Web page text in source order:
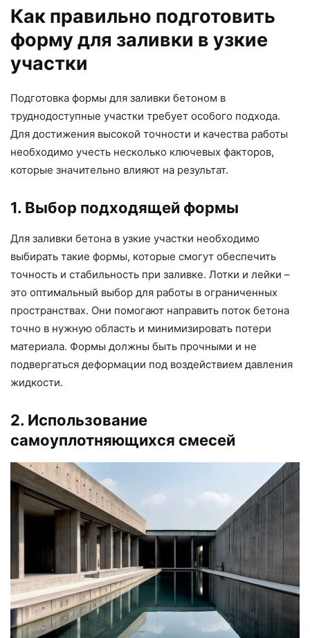
Как правильно подготовить
форму для заливки в узкие
участки
Подготовка формы для заливки бетоном в
труднодоступные участки требует особого подхода.
Для достижения высокой точности и качества работы
необходимо учесть несколько ключевых факторов,
которые значительно влияют на результат.
1. Выбор подходящей формы
Для заливки бетона в узкие участки необходимо
выбирать такие формы, которые смогут обеспечить
точность и стабильность при заливке. Лотки и лейки –
это оптимальный выбор для работы в ограниченных
пространствах. Они помогают направить поток бетона
точно в нужную область и минимизировать потери
материала. Формы должны быть прочными и не
подвергаться деформации под воздействием давления
жидкости.
2. Использование
самоуплотняющихся смесей